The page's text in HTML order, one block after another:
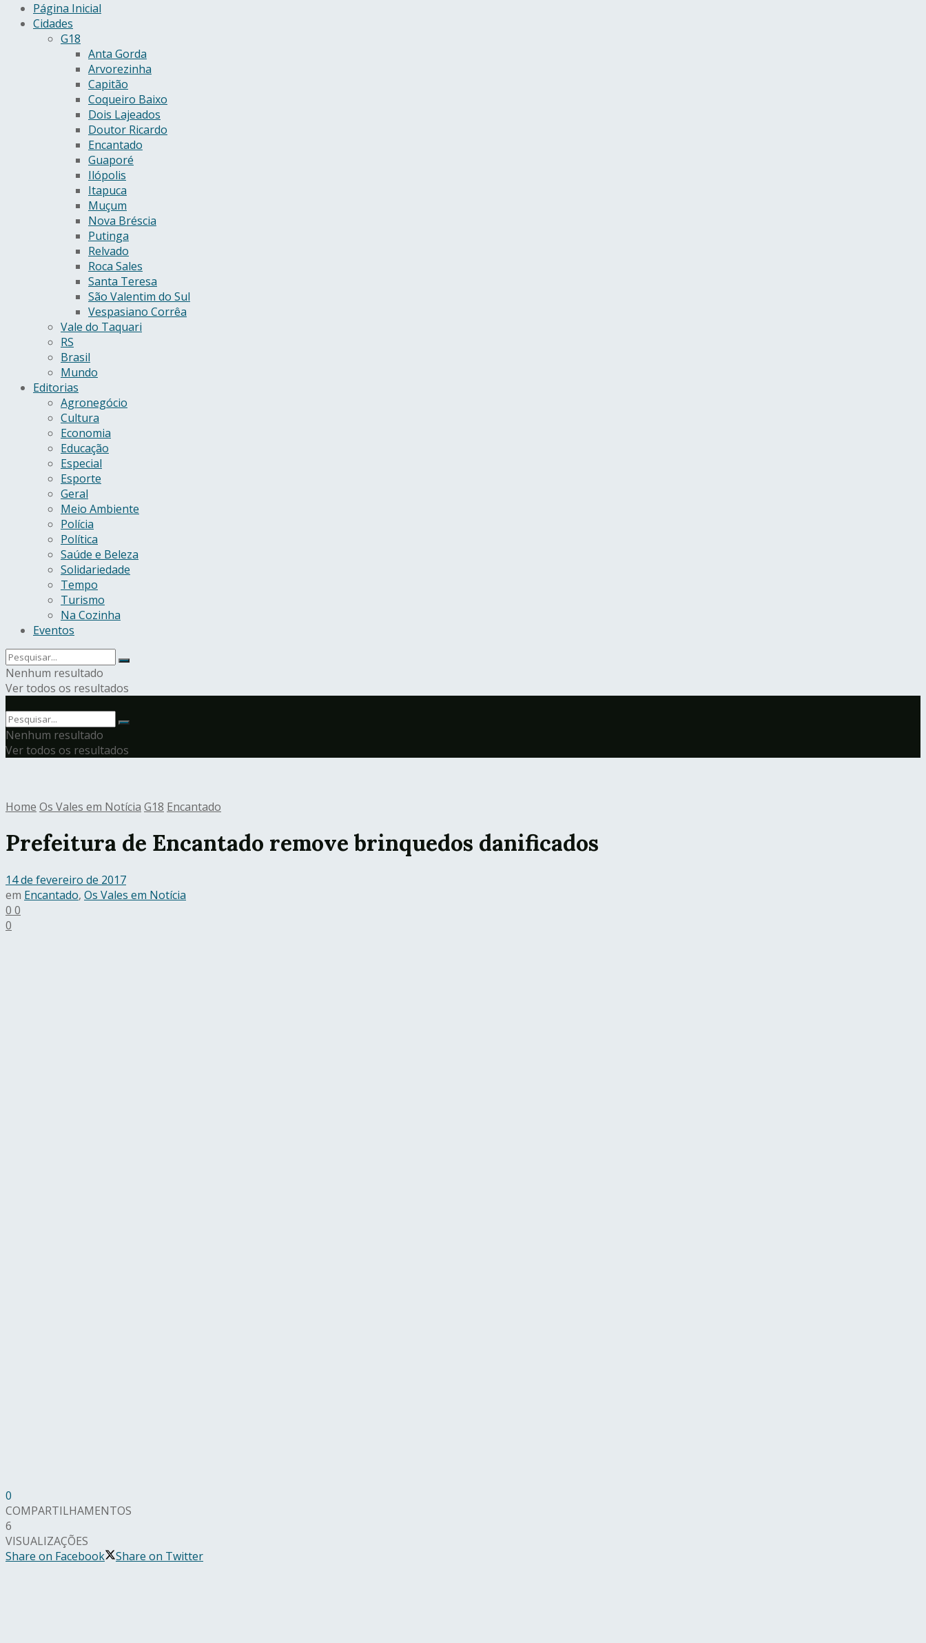
Página Inicial
Cidades
G18
Anta Gorda
Arvorezinha
Capitão
Coqueiro Baixo
Dois Lajeados
Doutor Ricardo
Encantado
Guaporé
Ilópolis
Itapuca
Muçum
Nova Bréscia
Putinga
Relvado
Roca Sales
Santa Teresa
São Valentim do Sul
Vespasiano Corrêa
Vale do Taquari
RS
Brasil
Mundo
Editorias
Agronegócio
Cultura
Economia
Educação
Especial
Esporte
Geral
Meio Ambiente
Polícia
Política
Saúde e Beleza
Solidariedade
Tempo
Turismo
Na Cozinha
Eventos
Nenhum resultado
Ver todos os resultados
Nenhum resultado
Ver todos os resultados
Home Os Vales em Notícia G18 Encantado
Prefeitura de Encantado remove brinquedos danificados
14 de fevereiro de 2017
em Encantado, Os Vales em Notícia
0 0
0
0
COMPARTILHAMENTOS
6
VISUALIZAÇÕES
Share on Facebook
Share on Twitter